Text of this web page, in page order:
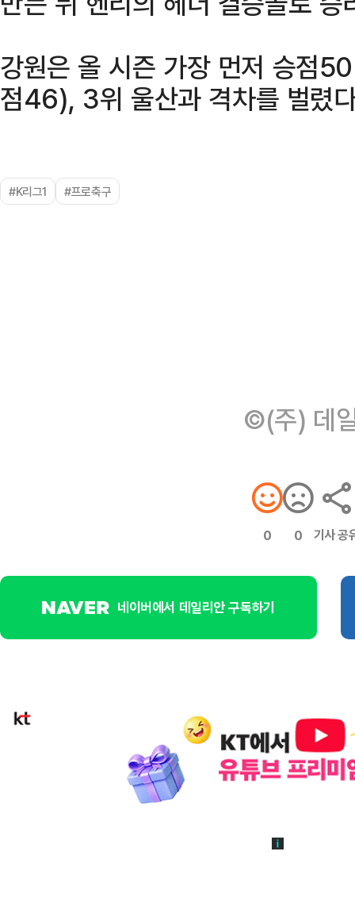
강원은 올 시즌 가장 먼저 승점
점46), 3위 울산과 격차를 벌렸
#K리그1 #프로축구
©(주) 데
0 0 기사 공
네이버에서 데일리안 구독하기